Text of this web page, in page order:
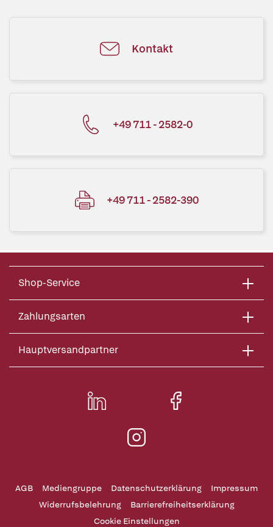
Kontakt
+49 711 - 2582-0
+49 711 - 2582-390
Shop-Service
Zahlungsarten
Hauptversandpartner
AGB Mediengruppe Datenschutzerklärung
Impressum
Widerrufsbelehrung
Barrierefreiheitserklärung
Cookie Einstellungen